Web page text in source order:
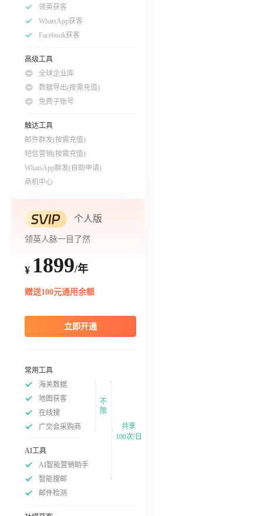
领英获客
WhatsApp获客
Facebook获客
高级工具
全球企业库
数据导出(按需充值)
免费子账号
触达工具
邮件群发(按需充值)
短信营销(按需充值)
WhatsApp群发(自助申请)
商机中心
个人版
领英人脉一目了然
¥ 1899/年
赠送100元通用余额
立即开通
常用工具
海关数据
地图获客
在线搜
广交会采购商
不
限
AI工具
AI智能营销助手
智能搜邮
邮件检测
共享
100次/日